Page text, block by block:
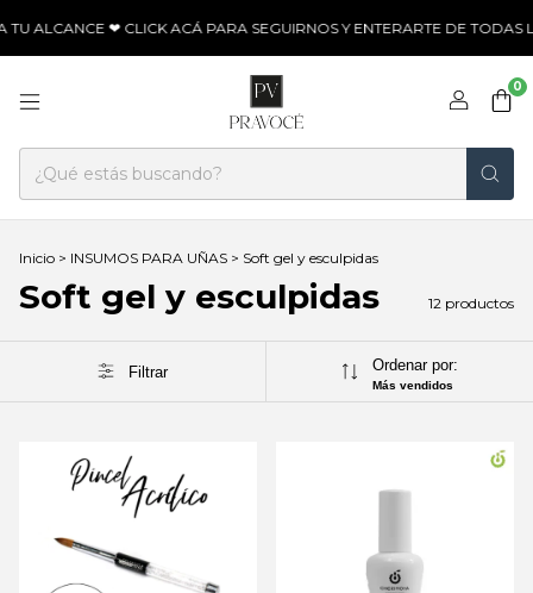
ALCANCE ❤ CLICK ACÁ PARA SEGUIRNOS Y ENTERARTE DE TODAS
0
Inicio > INSUMOS PARA UÑAS > Soft gel y esculpidas
Soft gel y esculpidas 12 productos
Filtrar Ordenar por:
Más vendidos